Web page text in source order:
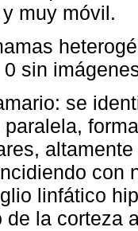
muy móvil.
sin
se
con
linfático
de la corteza